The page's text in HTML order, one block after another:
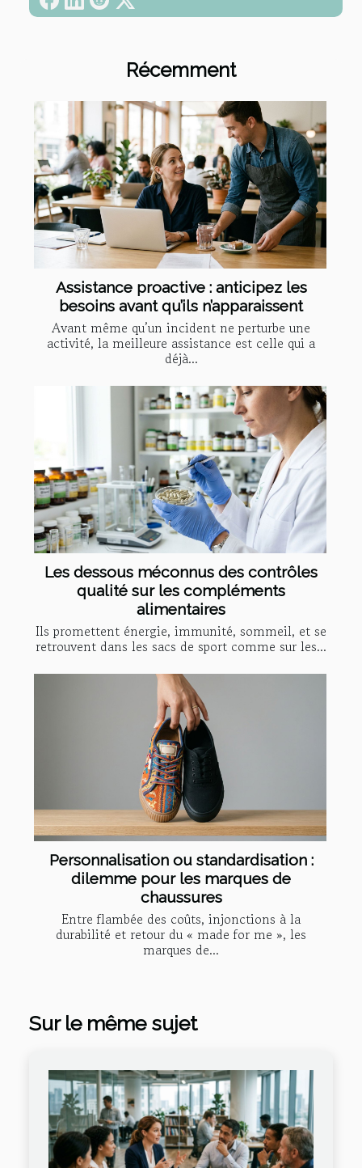
Récemment
Assistance proactive : anticipez les
besoins avant qu’ils n’apparaissent
Avant même qu’un incident ne perturbe une
activité, la meilleure assistance est celle qui a
déjà...
Les dessous méconnus des contrôles
qualité sur les compléments
alimentaires
Ils promettent énergie, immunité, sommeil, et se
retrouvent dans les sacs de sport comme sur les...
Personnalisation ou standardisation :
dilemme pour les marques de
chaussures
Entre flambée des coûts, injonctions à la
durabilité et retour du « made for me », les
marques de...
Sur le même sujet